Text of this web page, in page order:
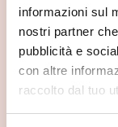
informazioni sul
nostri partner
pubblicità e
con altre
raccolto dal tuo